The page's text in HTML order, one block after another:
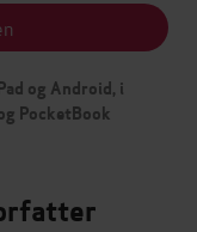
og Android, i
PocketBook